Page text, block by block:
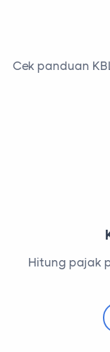
Cek panduan
Hitung pajak